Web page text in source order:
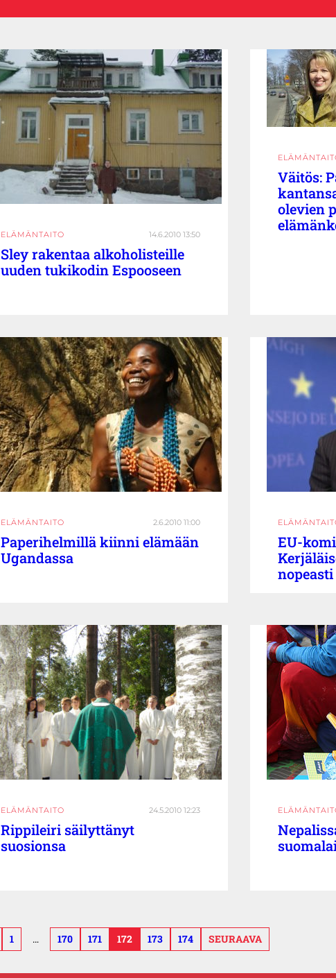
ELÄMÄNTAITO 14.6.2010 13:50
Sley rakentaa alkoholisteille
uuden tukikodin Espooseen
Väitös:
olevien
ELÄMÄNTAITO 2.6.2010 11:00
Paperihelmillä kiinni elämään
Ugandassa
EU-
nopeasti
ELÄMÄNTAITO 24.5.2010 12:23
Rippileiri säilyttänyt
suosionsa
1 … 170 171 172 173 174 SEURAAVA